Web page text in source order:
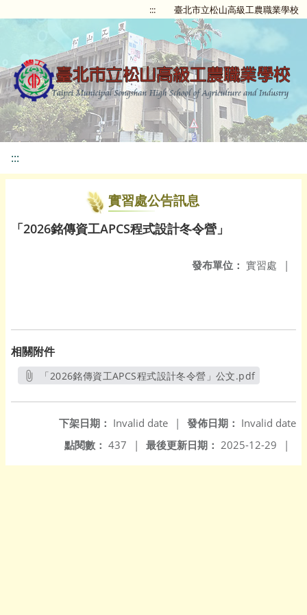
::: 臺北市立松山高級工農職業學校
:::
實習處公告訊息
「2026銘傳資工APCS程式設計冬令營」
發布單位： 實習處 |
相關附件
「2026銘傳資工APCS程式設計冬令營」公文.pdf
發佈日期： Invalid date
下架日期： Invalid date
|
最後更新日期： 2025-12-29 |
點閱數： 437 |